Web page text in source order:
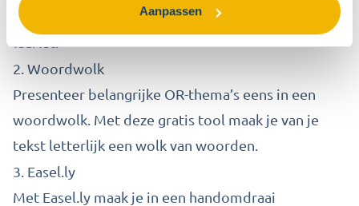
Aanpassen
themasjablonen. Leuk voor een webpagina of
2. Woordwolk
Presenteer belangrijke OR-thema’s eens in een
woordwolk. Met deze gratis tool maak je van je
tekst letterlijk een wolk van woorden.
3. Easel.ly
Met Easel.ly maak je in een handomdraai